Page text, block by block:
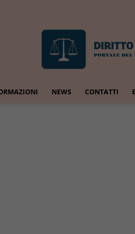
NEWS CONTATTI